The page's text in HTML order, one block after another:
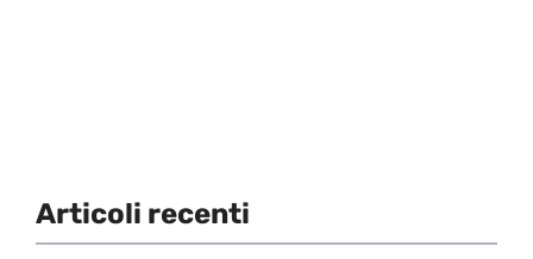
Articoli recenti